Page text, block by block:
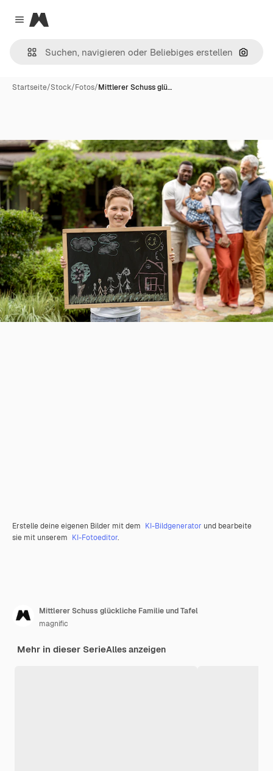
Close menu
Magnific
Nach
Startseite/Stock/Fotos/Mittlerer Schuss glü…
Erstelle deine eigenen Bilder mit dem KI-Bildgenerator und bearbeite
sie mit unserem KI-Fotoeditor.
Mittlerer Schuss glückliche Familie und Tafel
magnific
Mehr in dieser SerieAlles anzeigen